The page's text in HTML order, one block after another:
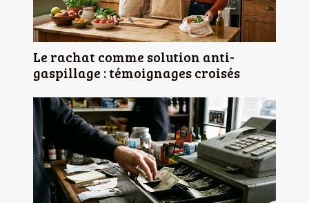
Le rachat comme solution anti-
gaspillage : témoignages croisés